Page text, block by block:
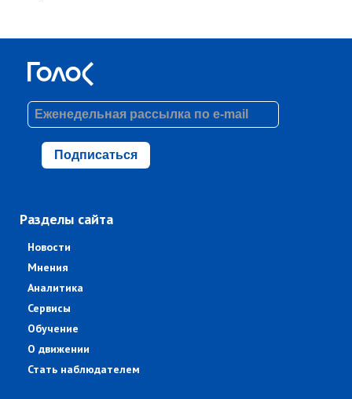
Подписаться
Разделы сайта
Новости
Мнения
Аналитика
Сервисы
Обучение
О движении
Стать наблюдателем